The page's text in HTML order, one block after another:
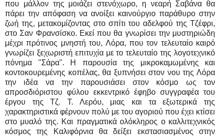
που μάλλον της μοιάζει στενόχωρο, η νεαρή Σαβάνα θα
πάρει την απόφαση να ανοίξει καινούργιο παράθυρο στην
ζωή της, μετακομίζοντας στο σπίτι του αδελφού της Τζέφρι,
στο Σαν Φρανσίσκο. Εκεί που θα γνωρίσει την μυστηριώδη
μέχρι πρότινος μνηστή του, Λόρα, που τον τελευταίο καιρό
γνωρίζει ξεχωριστή επιτυχία με το τελευταίο της λογοτεχνικό
πόνημα "Σάρα". Η παρουσία της μικροκαμωμένης και
κοντοκουρεμένης κοπέλας, θα ξυπνήσει στον νου της Λόρα
την ιδέα να την παρουσιάσει στον κόσμο ως τον
απροσδιόριστου φύλου εκκεντρικό έφηβο συγγραφέα του
έργου της Τζ. Τ. Λερόυ, μιας και τα εξωτερικά της
χαρακτηριστικά φέρνουν πολύ με του αγοριού που έχει κτίσει
στο μυαλό της. Και πραγματικά ολόκληρος ο καλλιτεχνικός
κόσμος της Καλιφόρνια θα δείξει εκστασιασμένος στην